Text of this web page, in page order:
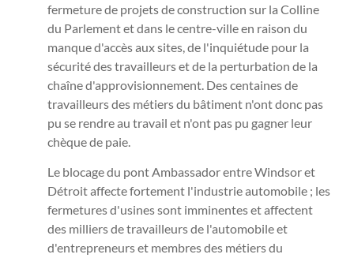
fermeture de projets de construction sur la Colline
du Parlement et dans le centre-ville en raison du
manque d'accès aux sites, de l'inquiétude pour la
sécurité des travailleurs et de la perturbation de la
chaîne d'approvisionnement. Des centaines de
travailleurs des métiers du bâtiment n'ont donc pas
pu se rendre au travail et n'ont pas pu gagner leur
chèque de paie.
Le blocage du pont Ambassador entre Windsor et
Détroit affecte fortement l'industrie automobile ; les
fermetures d'usines sont imminentes et affectent
des milliers de travailleurs de l'automobile et
d'entrepreneurs et membres des métiers du